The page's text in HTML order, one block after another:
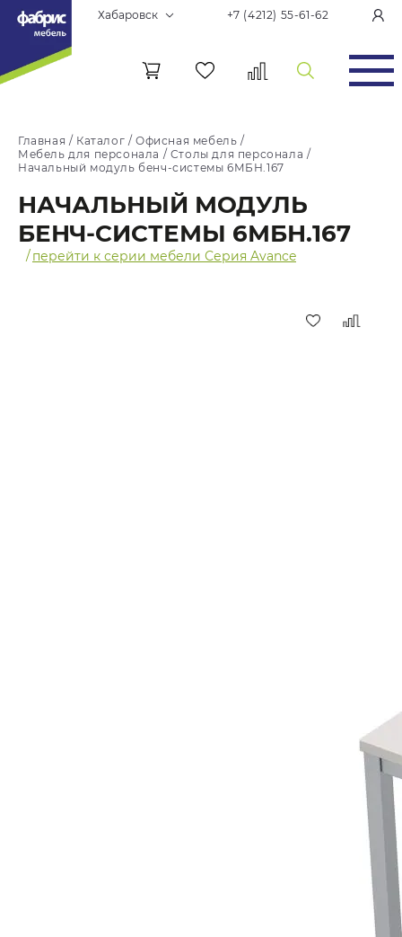
Хабаровск +7 (4212) 55-61-62
Главная / Каталог /Офисная мебель /
Мебель для персонала / Столы для персонала /
Начальный модуль бенч-системы 6МБН.167
НАЧАЛЬНЫЙ МОДУЛЬ
БЕНЧ-СИСТЕМЫ 6МБН.167
/перейти к серии мебели Серия Avance